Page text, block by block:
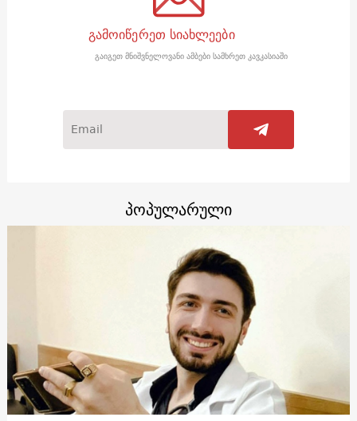
გამოიწერეთ სიახლეები
გაიგეთ მნიშვნელოვანი ამბები სამხრეთ კავკასიაში
პოპულარული